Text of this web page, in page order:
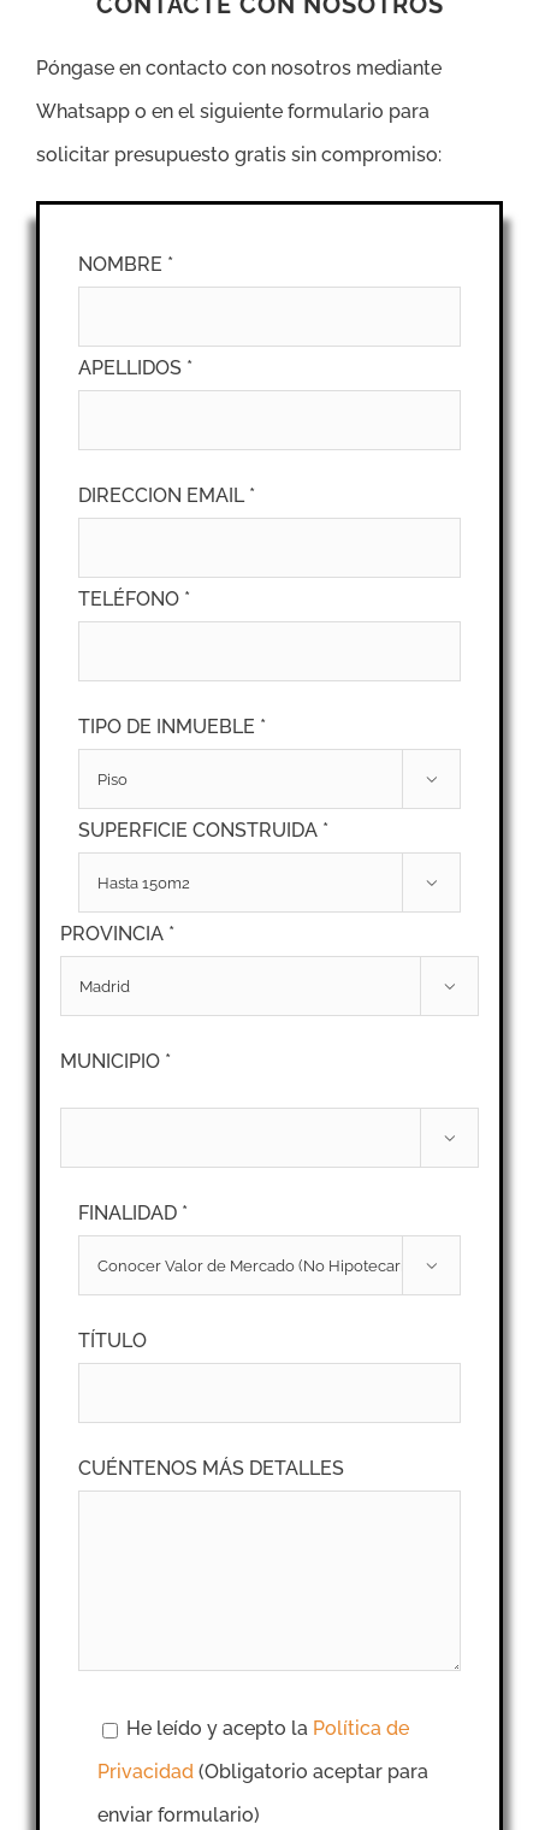
Póngase en contacto con nosotros mediante
Whatsapp o en el siguiente formulario para
solicitar presupuesto gratis sin compromiso:
NOMBRE *
APELLIDOS *
DIRECCION EMAIL *
TELÉFONO *
TIPO DE INMUEBLE *

SUPERFICIE CONSTRUIDA *

PROVINCIA *

MUNICIPIO *

FINALIDAD *

TÍTULO
CUÉNTENOS MÁS DETALLES
He leído y acepto la Política de
Privacidad (Obligatorio aceptar para
enviar formulario)